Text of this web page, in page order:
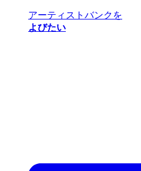
アーティストバンクを
よびたい